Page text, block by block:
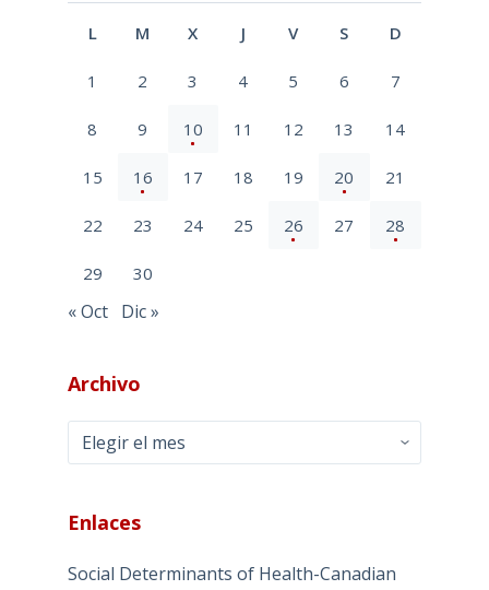
L M X J V S D
1 2 3 4 5 6 7
8 9 10 11 12 13 14
15 16 17 18 19 20 21
22 23 24 25 26 27 28
29 30
« Oct Dic »
Archivo
Archivo
Enlaces
Social Determinants of Health-Canadian